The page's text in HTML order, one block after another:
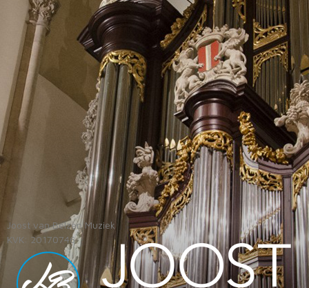
Joost van Belzen Muziek
KVK: 20170746